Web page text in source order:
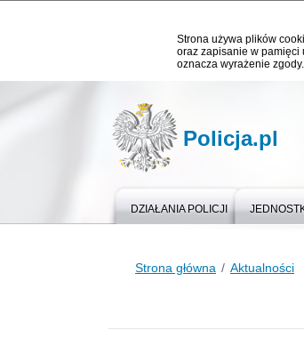
Strona używa plików
oraz zapisanie w pamięci
oznacza wyrażenie zgody.
Policja.pl
DZIAŁANIA POLICJI
Strona główna Aktualności